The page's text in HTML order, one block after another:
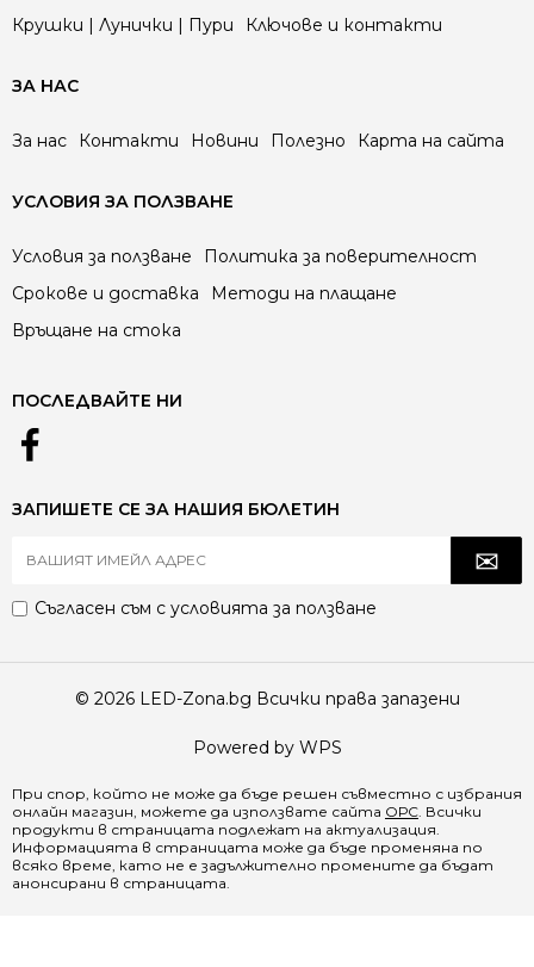
Крушки | Лунички | Пури
Ключове и контакти
ЗА НАС
За нас Контакти Новини Полезно Карта на сайта
УСЛОВИЯ ЗА ПОЛЗВАНЕ
Условия за ползване
Политика за поверителност
Срокове и доставка
Методи на плащане
Връщане на стока
ПОСЛЕДВАЙТЕ НИ
ЗАПИШЕТЕ СЕ ЗА НАШИЯ БЮЛЕТИН
Съгласен съм с условията за ползване
© 2026 LED-Zona.bg Всички права запазени
Powered by WPS
При спор, който не може да бъде решен съвместно с избрания
онлайн магазин, можете да използвате сайта ОРС . Всички
продукти в страницата подлежат на актуализация.
Информацията в страницата може да бъде променяна по
всяко време, като не е задължително промените да бъдат
анонсирани в страницата.